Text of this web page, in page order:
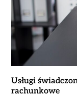
Usługi
rachunkowe